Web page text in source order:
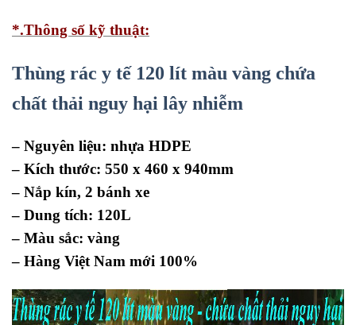
*.Thông số kỹ thuật:
Thùng rác y tế 120 lít màu vàng chứa
chất thải nguy hại lây nhiễm
– Nguyên liệu: nhựa HDPE
– Kích thước: 550 x 460 x 940mm
– Nắp kín, 2 bánh xe
– Dung tích: 120L
– Màu sắc: vàng
– Hàng Việt Nam mới 100%